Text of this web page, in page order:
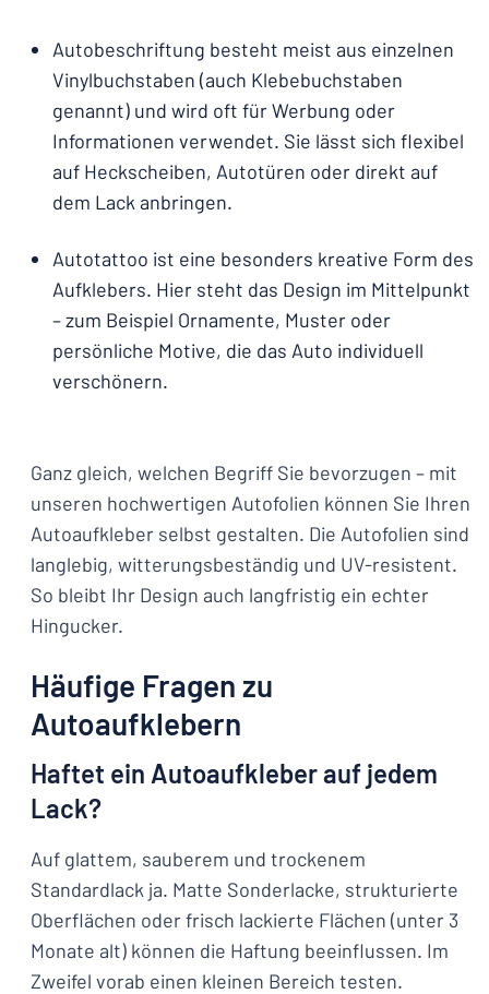
Autobeschriftung besteht meist aus einzelnen
Vinylbuchstaben (auch Klebebuchstaben
genannt) und wird oft für Werbung oder
Informationen verwendet. Sie lässt sich flexibel
auf Heckscheiben, Autotüren oder direkt auf
dem Lack anbringen.
Autotattoo ist eine besonders kreative Form des
Aufklebers. Hier steht das Design im Mittelpunkt
– zum Beispiel Ornamente, Muster oder
persönliche Motive, die das Auto individuell
verschönern.
Ganz gleich, welchen Begriff Sie bevorzugen – mit
unseren hochwertigen Autofolien können Sie Ihren
Autoaufkleber selbst gestalten. Die Autofolien sind
langlebig, witterungsbeständig und UV-resistent.
So bleibt Ihr Design auch langfristig ein echter
Hingucker.
Häufige Fragen zu
Autoaufklebern
Haftet ein Autoaufkleber auf jedem
Lack?
Auf glattem, sauberem und trockenem
Standardlack ja. Matte Sonderlacke, strukturierte
Oberflächen oder frisch lackierte Flächen (unter 3
Monate alt) können die Haftung beeinflussen. Im
Zweifel vorab einen kleinen Bereich testen.